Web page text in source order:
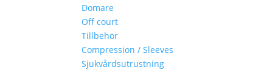
Domare
Off court
Tillbehör
Compression / Sleeves
Sjukvårdsutrustning